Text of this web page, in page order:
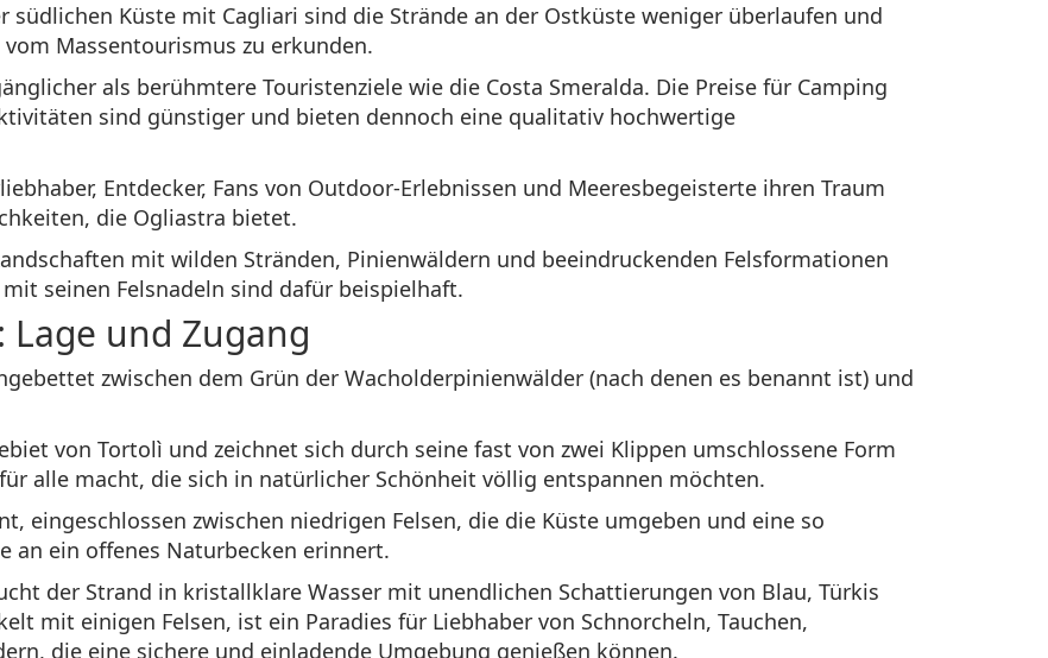
südlichen Küste mit Cagliari sind die Strände an der Ostküste weniger überlaufen und
Massentourismus zu erkunden.
als berühmtere Touristenziele wie die Costa Smeralda. Die Preise für Camping
sind günstiger und bieten dennoch eine qualitativ hochwertige
Entdecker, Fans von Outdoor-Erlebnissen und Meeresbegeisterte ihren Traum
die Ogliastra bietet.
mit wilden Stränden, Pinienwäldern und beeindruckenden Felsformationen
seinen Felsnadeln sind dafür beispielhaft.
Lage und Zugang
zwischen dem Grün der Wacholderpinienwälder (nach denen es benannt ist) und
von Tortolì und zeichnet sich durch seine fast von zwei Klippen umschlossene Form
alle macht, die sich in natürlicher Schönheit völlig entspannen möchten.
eingeschlossen zwischen niedrigen Felsen, die die Küste umgeben und eine so
an ein offenes Naturbecken erinnert.
der Strand in kristallklare Wasser mit unendlichen Schattierungen von Blau, Türkis
mit einigen Felsen, ist ein Paradies für Liebhaber von Schnorcheln, Tauchen,
die eine sichere und einladende Umgebung genießen können.